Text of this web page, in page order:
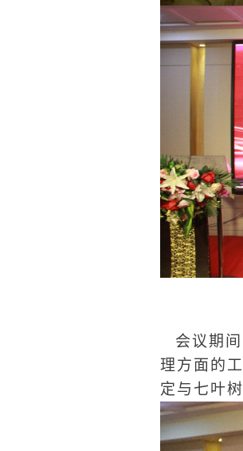
会议期间
理方面的
定与七叶